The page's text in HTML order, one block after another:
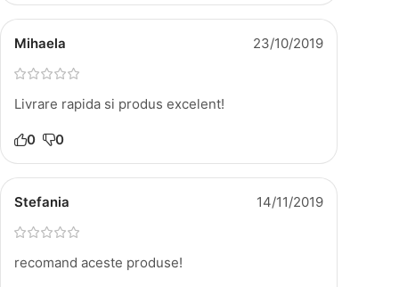
Mihaela 23/10/2019
Livrare rapida si produs excelent!
0 0
Stefania 14/11/2019
recomand aceste produse!